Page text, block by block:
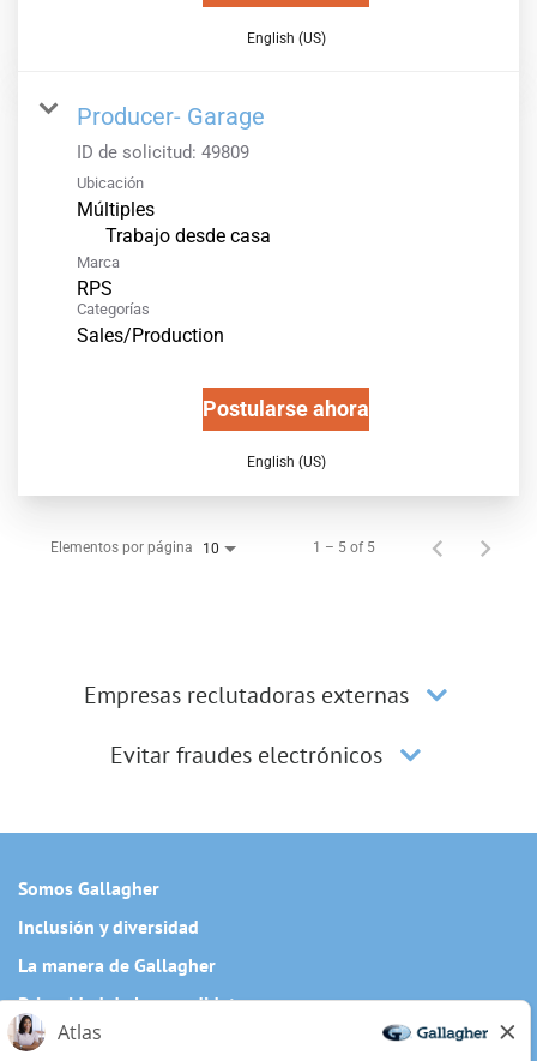
English (US)
Producer- Garage
ID de solicitud: 49809
Ubicación
Múltiples
inicio
Trabajo desde casa
Marca
RPS
Categorías
Sales/Production
Postularse ahora
English (US)
Elementos por página 10 1 – 5 of 5
Empresas reclutadoras externas
Evitar fraudes electrónicos
Somos Gallagher
Inclusión y diversidad
La manera de Gallagher
Privacidad de los candidatos
Cookie Policy